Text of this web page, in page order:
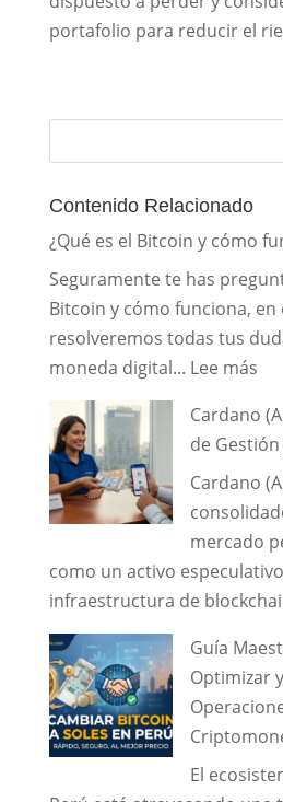
portafolio para reducir el
Contenido Relacionado
¿Qué es el Bitcoin y cómo
Seguramente te has
Bitcoin y cómo funciona, en
resolveremos todas tus
moneda digital... Lee más:
es
el
y
Cardano
de
Cardano
mercado
como un activo
infraestructura de
Guía
Optimizar
El